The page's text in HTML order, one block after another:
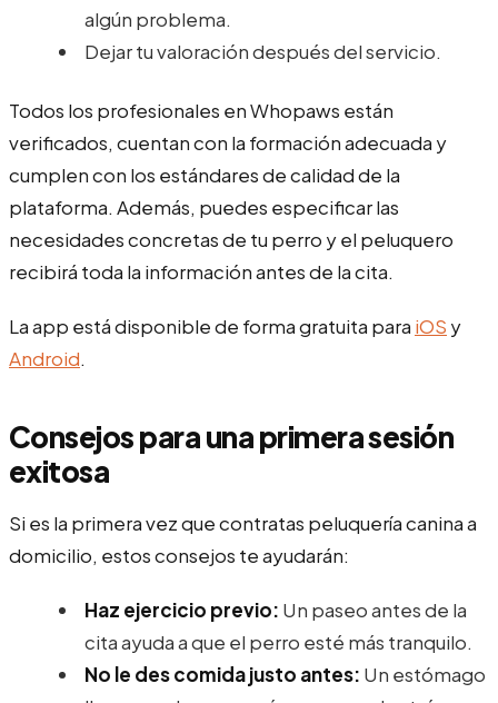
algún problema.
Dejar tu valoración después del servicio.
Todos los profesionales en Whopaws están
verificados, cuentan con la formación adecuada y
cumplen con los estándares de calidad de la
plataforma. Además, puedes especificar las
necesidades concretas de tu perro y el peluquero
recibirá toda la información antes de la cita.
La app está disponible de forma gratuita para iOS y
Android.
Consejos para una primera sesión
exitosa
Si es la primera vez que contratas peluquería canina a
domicilio, estos consejos te ayudarán:
Haz ejercicio previo: Un paseo antes de la
cita ayuda a que el perro esté más tranquilo.
No le des comida justo antes: Un estómago